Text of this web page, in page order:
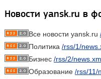
Новости yansk.ru в
Все новости yansk.ru
Политика /rss/1/
Бизнес /rss/2/
Образование /rss/11/